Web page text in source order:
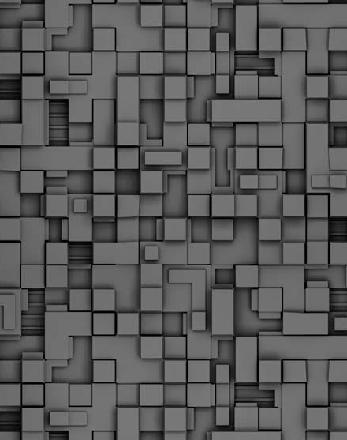
FEB
18
ΣτΕ: Οριστική απόρριψη της επαναφοράς του 13ου
και 14ου μισθού για τους δημοσίους υπαλλήλους
Με την απόφαση αυτή, το ΣτΕ απορρίπτει οριστικά τις
αξιώσεις των δημοσίων υπαλλήλων για επαναφορά των
δώρων, επικυρώνοντας την τρέχουσα κατάσταση παρά τις
αντιδράσεις της ΑΔΕΔΥ
Το ΣτΕ απέρριψε οριστικά την προσφυγή της ΑΔΕΔΥ και ενός
εκπαιδευτικού για την επαναφορά των δώρων Χριστουγέννων,
Πάσχα και θερινής άδειας (13ος και 14ος μισθός) στους
εργαζόμενους του δημόσιου τομέα, κλείνοντας μια μακρά
διαμάχη δεκαετιών που αφορούσε τις μνημονιακές περικοπές.
Γνωστοποίηση έκδοσης οριστικών αποτελεσμάτων –
Παροχή οδηγιών.
► Δείτε/κατεβάστε την πολυαναμενόμενη εγκύκλιο του Υπ.
FEB
1
Με διαρροή 2 μέρες πριν την στάση εργασίας
ενημερώνει το ΣτΕ για την απόρριψη της επαναφοράς